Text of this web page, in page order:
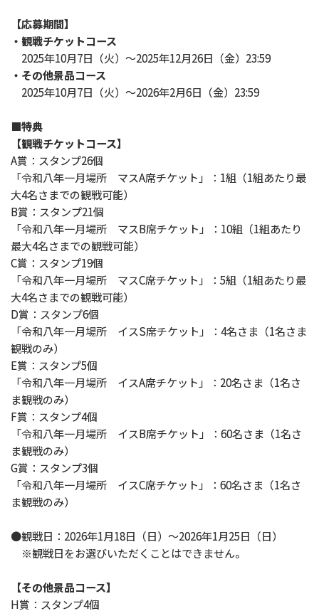
【応募期間】
・観戦チケットコース
2025年10月7日（火）～2025年12月26日（金）23:59
・その他景品コース
2025年10月7日（火）～2026年2月6日（金）23:59
■特典
【観戦チケットコース】
A賞：スタンプ26個
「令和八年一月場所 マスA席チケット」：1組（1組あたり最
大4名さまでの観戦可能）
B賞：スタンプ21個
「令和八年一月場所 マスB席チケット」：10組（1組あたり
最大4名さまでの観戦可能）
C賞：スタンプ19個
「令和八年一月場所 マスC席チケット」：5組（1組あたり最
大4名さまでの観戦可能）
D賞：スタンプ6個
「令和八年一月場所 イスS席チケット」：4名さま（1名さま
観戦のみ）
E賞：スタンプ5個
「令和八年一月場所 イスA席チケット」：20名さま（1名さ
ま観戦のみ）
F賞：スタンプ4個
「令和八年一月場所 イスB席チケット」：60名さま（1名さ
ま観戦のみ）
G賞：スタンプ3個
「令和八年一月場所 イスC席チケット」：60名さま（1名さ
ま観戦のみ）
●観戦日：2026年1月18日（日）～2026年1月25日（日）
※観戦日をお選びいただくことはできません。
【その他景品コース】
H賞：スタンプ4個